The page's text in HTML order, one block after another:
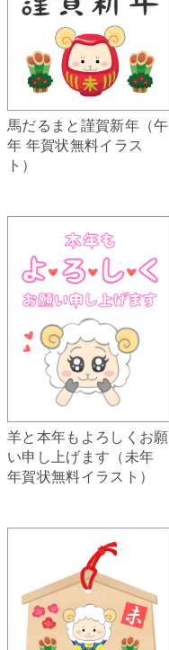
馬だるまと謹賀新年（午
年 年賀状無料イラス
ト）
羊と本年もよろしくお願
い申し上げます（未年
年賀状無料イラスト）